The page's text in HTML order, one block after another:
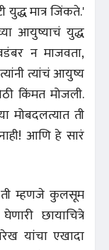
मात्र जिंकते.'
आयुष्याचं युद्ध
न माजवता,
त्यांचं आयुष्य
किंमत मोजली.
मोबदलत्यात ती
आणि हे सारं
म्हणजे कुलसूम
छायाचित्रे
यांचा एखादा